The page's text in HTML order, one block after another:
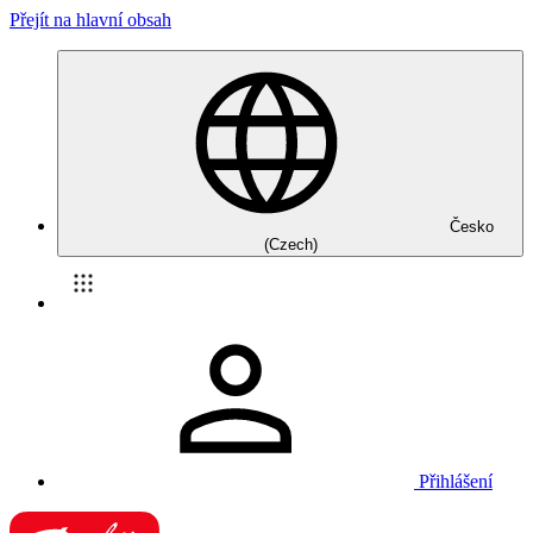
Přejít na hlavní obsah
Česko
(Czech)
Přihlášení